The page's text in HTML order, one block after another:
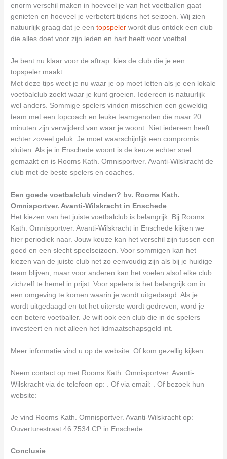
enorm verschil maken in hoeveel je van het voetballen gaat
genieten en hoeveel je verbetert tijdens het seizoen. Wij zien
natuurlijk graag dat je eentopspeler wordt dus ontdek een club
die alles doet voor zijn leden en hart heeft voor voetbal.
Je bent nu klaar voor de aftrap: kies de club die je een
topspeler maakt
Met deze tips weet je nu waar je op moet letten als je een lokale
voetbalclub zoekt waar je kunt groeien. Iedereen is natuurlijk
wel anders. Sommige spelers vinden misschien een geweldig
team met een topcoach en leuke teamgenoten die maar 20
minuten zijn verwijderd van waar je woont. Niet iedereen heeft
echter zoveel geluk. Je moet waarschijnlijk een compromis
sluiten. Als je in Enschede woont is de keuze echter snel
gemaakt en is Rooms Kath. Omnisportver. Avanti-Wilskracht de
club met de beste spelers en coaches.
Een goede voetbalclub vinden? bv. Rooms Kath.
Omnisportver. Avanti-Wilskracht in Enschede
Het kiezen van het juiste voetbalclub is belangrijk. Bij Rooms
Kath. Omnisportver. Avanti-Wilskracht in Enschede kijken we
hier periodiek naar. Jouw keuze kan het verschil zijn tussen een
goed en een slecht speelseizoen. Voor sommigen kan het
kiezen van de juiste club net zo eenvoudig zijn als bij je huidige
team blijven, maar voor anderen kan het voelen alsof elke club
zichzelf te hemel in prijst. Voor spelers is het belangrijk om in
een omgeving te komen waarin je wordt uitgedaagd. Als je
wordt uitgedaagd en tot het uiterste wordt gedreven, word je
een betere voetballer. Je wilt ook een club die in de spelers
investeert en niet alleen het lidmaatschapsgeld int.
Meer informatie vind u op de website. Of kom gezellig kijken.
Neem contact op met Rooms Kath. Omnisportver. Avanti-
Wilskracht via de telefoon op: . Of via email:
. Of bezoek hun
website:
Je vind Rooms Kath. Omnisportver. Avanti-Wilskracht op:
Ouverturestraat 46 7534 CP in Enschede.
Conclusie